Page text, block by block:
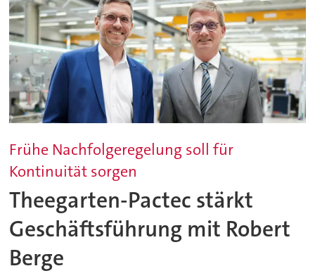
Frühe Nachfolgeregelung soll für
Kontinuität sorgen
Theegarten-Pactec stärkt
Geschäftsführung mit Robert
Berge